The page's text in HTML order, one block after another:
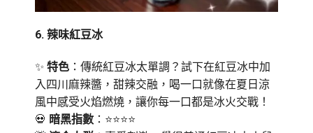
6️. 辣味紅豆冰
✨ 特色 ：傳統紅豆冰太單調？試下在紅豆冰中加
入四川麻辣醬，甜辣交融，喝一口就像在夏日涼
風中感受火焰燃燒，讓你每一口都是冰火交戰！
💀 暗黑指數 ：⭐⭐⭐⭐